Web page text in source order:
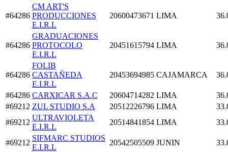
#64286
CM ART'S
PRODUCCIONES
E.I.R.L
20600473671 LIMA
#64286
GRADUACIONES
PROTOCOLO
E.I.R.L
20451615794 LIMA
#64286
FOLIB
CASTAÑEDA
E.I.R.L
20453694985 CAJAMARCA
#64286 CARXICAR S.A.C 20604714282 LIMA
#69212 ZUL STUDIO S.A 20512226796 LIMA
#69212
ULTRAVIOLETA
E.I.R.L
20514841854 LIMA
#69212
SIFMARC STUDIOS
E.I.R.L
20542505509 JUNIN